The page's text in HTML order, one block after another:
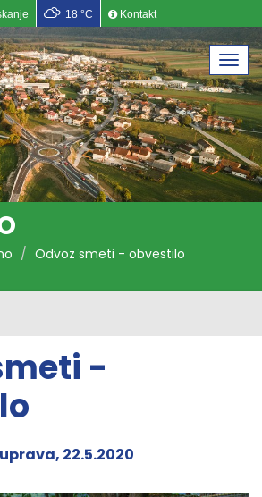
18 °C Kontakt
Odvoz smeti - obvestilo
-
22.5.2020